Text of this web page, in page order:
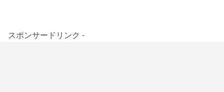
スポンサードリンク -